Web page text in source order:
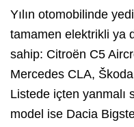
Yılın otomobilinde
tamamen elektrikli ya
sahip: Citroën C5
Mercedes CLA,
Listede içten yanmalı
model ise Dacia